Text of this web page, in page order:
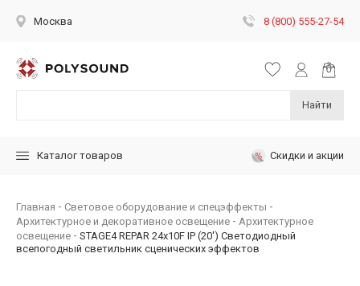
Москва 8 (800) 555-27-54
Найти
Каталог товаров Скидки и акции
Главная
Световое оборудование и спецэффекты
Архитектурное и декоративное освещение
Архитектурное
освещение
STAGE4 REPAR 24x10F IP (20') Светодиодный
всепогодный светильник сценических эффектов